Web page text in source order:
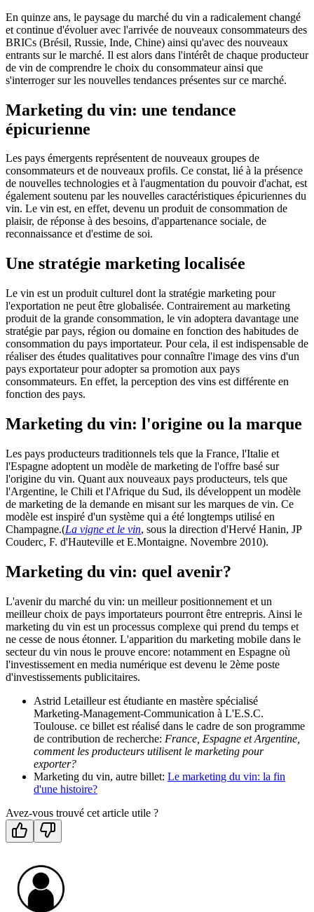
En quinze ans, le paysage du marché du vin a radicalement changé
et continue d'évoluer avec l'arrivée de nouveaux consommateurs des
BRICs (Brésil, Russie, Inde, Chine) ainsi qu'avec des nouveaux
entrants sur le marché. Il est alors dans l'intérêt de chaque producteur
de vin de comprendre le choix du consommateur ainsi que
s'interroger sur les nouvelles tendances présentes sur ce marché.
Marketing du vin: une tendance
épicurienne
Les pays émergents représentent de nouveaux groupes de
consommateurs et de nouveaux profils. Ce constat, lié à la présence
de nouvelles technologies et à l'augmentation du pouvoir d'achat, est
également soutenu par les nouvelles caractéristiques épicuriennes du
vin. Le vin est, en effet, devenu un produit de consommation de
plaisir, de réponse à des besoins, d'appartenance sociale, de
reconnaissance et d'estime de soi.
Une stratégie marketing localisée
Le vin est un produit culturel dont la stratégie marketing pour
l'exportation ne peut être globalisée. Contrairement au marketing
produit de la grande consommation, le vin adoptera davantage une
stratégie par pays, région ou domaine en fonction des habitudes de
consommation du pays importateur. Pour cela, il est indispensable de
réaliser des études qualitatives pour connaître l'image des vins d'un
pays exportateur pour adopter sa promotion aux pays
consommateurs. En effet, la perception des vins est différente en
fonction des pays.
Marketing du vin: l'origine ou la marque
Les pays producteurs traditionnels tels que la France, l'Italie et
l'Espagne adoptent un modèle de marketing de l'offre basé sur
l'origine du vin. Quant aux nouveaux pays producteurs, tels que
l'Argentine, le Chili et l'Afrique du Sud, ils développent un modèle
de marketing de la demande en misant sur les marques de vin. Ce
modèle est inspiré d'un système qui a été longtemps utilisé en
Champagne.(La vigne et le vin, sous la direction d'Hervé Hanin, JP
Couderc, F. d'Hauteville et E.Montaigne. Novembre 2010).
Marketing du vin: quel avenir?
L'avenir du marché du vin: un meilleur positionnement et un
meilleur choix de pays importateurs pourront être entrepris. Ainsi le
marketing du vin est un processus complexe qui prend du temps et
ne cesse de nous étonner. L'apparition du marketing mobile dans le
secteur du vin nous le prouve encore: notamment en Espagne où
l'investissement en media numérique est devenu le 2ème poste
d'investissements publicitaires.
Astrid Letailleur est étudiante en mastère spécialisé
Marketing-Management-Communication à L'E.S.C.
Toulouse. ce billet est réalisé dans le cadre de son programme
de contribution de recherche: France, Espagne et Argentine,
comment les producteurs utilisent le marketing pour
exporter?
Marketing du vin, autre billet: Le marketing du vin: la fin
d'une histoire?
Avez-vous trouvé cet article utile ?